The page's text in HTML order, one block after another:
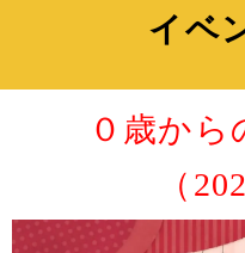
イベ
０歳から
（